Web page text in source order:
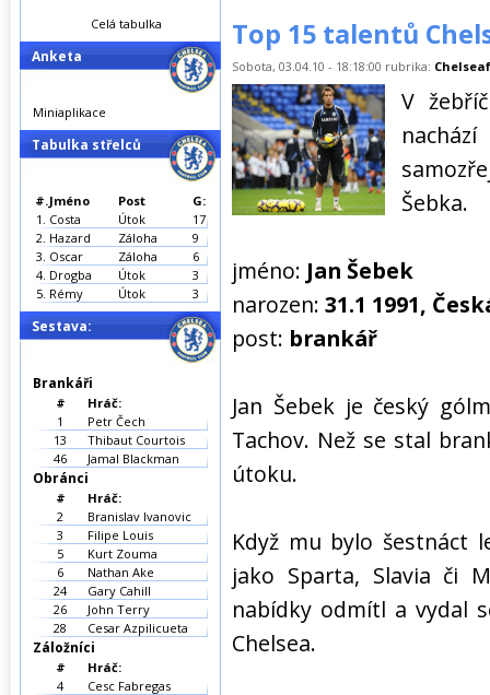
Top 15 talentů
Sobota, 03.04.10 - 18:18:00 rubrika:
V
Šebka.
jméno: Jan Šebek
narozen: 31.1 1991,
post: brankář
Jan Šebek je český
Tachov. Než se stal
útoku.
Když mu bylo šestnáct
jako Sparta, Slavia či
nabídky odmítl a vydal
Chelsea.
Celá tabulka
Anketa
Miniaplikace
Tabulka střelců
#.Jméno Post
G:
1. Costa Útok
17
2. Hazard Záloha
9
3. Oscar Záloha
6
4. Drogba Útok
3
5. Rémy Útok 3
Sestava:
Brankáři
#
Hráč:
1
Petr Čech
13
Thibaut Courtois
46
Jamal Blackman
Obránci
#
Hráč:
2
Branislav Ivanovic
3
Filipe Louis
5
Kurt Zouma
6
Nathan Ake
24
Gary Cahill
26
John Terry
28
Cesar Azpilicueta
Záložníci
#
Hráč:
4
Cesc Fabregas